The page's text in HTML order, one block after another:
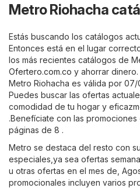
Metro Riohacha
Estás buscando los catálogos
Entonces está en el lugar
los más recientes catálogos de
Ofertero.com.co y ahorrar
Metro Riohacha es válida por
Puedes buscar las ofertas
comodidad de tu hogar y
.Benefíciate con las
páginas de 8 .
Metro se destaca del resto con
especiales,ya sea ofertas
u otras ofertas en el mes de,
promocionales incluyen varios